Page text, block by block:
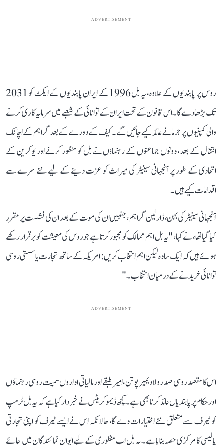
ADVERTISEMENT
روس پر پابندیوں کے علاوہ، یہ بل 1996 کے ایران پابندیوں کے ایکٹ کو 2031
تک بڑھا دے گا۔ اس قانون کے تحت ایران کے توانائی کے شعبے میں سرمایہ کاری کرنے
والی کمپنیوں پر جرمانے عائد کیے جائیں گے۔ کیف کے دورے کے بعد گراہم کے اچانک
انتقال کے بعد، دونوں جماعتوں کے رہنماؤں نے بل کو منظور کرنے اور یوکرین کے
اتحادی کے طور پر آنجہانی سینیٹر کی میراث کو عزت دینے کے لیے نئے سرے سے
اقدامات کیے ہیں۔
آنجہانی سینیٹر کی بہن، ڈارلین گراہم ،جنہیں ان کی موت کے بعد ان کی نشست پر مقرر
کیا گیا تھا، نے کہا، "یہ بل اہم ممالک کو مجبور کرتا ہے جو روس کی معیشت کو برقرار رکھے
ہوئے ہیں کہ ایک سادہ لیکن اہم انتخاب کریں: امریکہ کے ساتھ تجارت یا سستی روسی
توانائی خریدنے کے درمیان انتخاب۔"
ADVERTISEMENT
اس کا مقصد روسی صدر ولادیمیر پوتن، امیر طبقے اور مالیاتی اداروں سمیت روسی رہنماؤں
اور حکام پر پابندیاں عائد کرنا بھی ہے۔ کچھ ڈیموکریٹس نے خبردار کیا ہے کہ یہ بل ٹرمپ
کو ٹیرف سے متعلق نئے اختیارات دے گا، حالانکہ اس نے ایسے ٹیرف کو اپنی تجارتی
پالیسی کا مرکزی حصہ بنایا ہے۔ یہ بل اب منظوری کے لیے ایوان نمائندگان میں جائے